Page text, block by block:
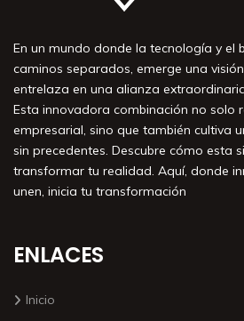
En un mundo donde la tecnología y el
caminos separados, emerge una
entrelaza en una alianza
Esta innovadora combinación no solo
empresarial, sino que también cultiva
sin precedentes. Descubre cómo esta
transformar tu realidad. Aquí, donde
unen, inicia tu transformación
ENLACES
Inicio